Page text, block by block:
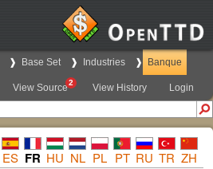
Base Set Industries Banque
View Source2 View History Login
ES FR HU NL PL PT RU TR ZH